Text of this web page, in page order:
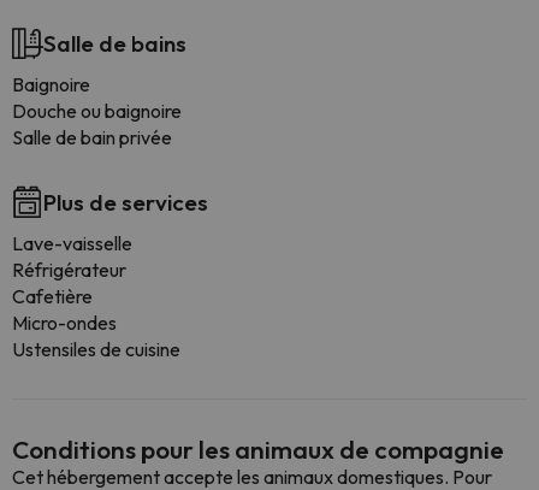
Salle de bains
Baignoire
Douche ou baignoire
Salle de bain privée
Plus de services
Lave-vaisselle
Réfrigérateur
Cafetière
Micro-ondes
Ustensiles de cuisine
Conditions pour les animaux de compagnie
Cet hébergement accepte les animaux domestiques. Pour